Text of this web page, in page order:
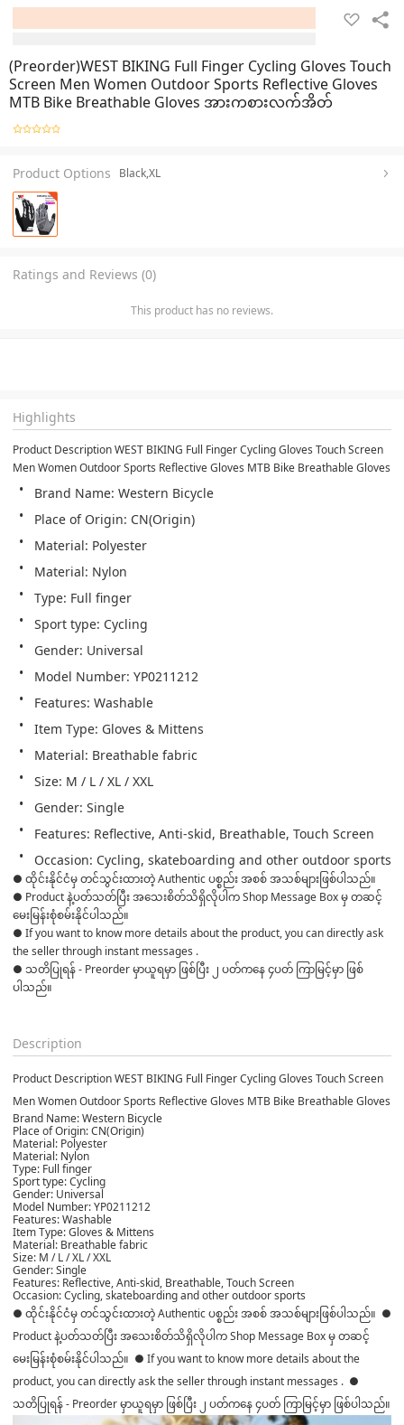
(Preorder)WEST BIKING Full Finger Cycling Gloves Touch
Screen Men Women Outdoor Sports Reflective Gloves
MTB Bike Breathable Gloves အားကစားလက်အိတ်
Product Options Black,XL
Ratings and Reviews (0)
This product has no reviews.
Highlights
Product Description WEST BIKING Full Finger Cycling Gloves Touch Screen
Men Women Outdoor Sports Reflective Gloves MTB Bike Breathable Gloves
Brand Name: Western Bicycle
Place of Origin: CN(Origin)
Material: Polyester
Material: Nylon
Type: Full finger
Sport type: Cycling
Gender: Universal
Model Number: YP0211212
Features: Washable
Item Type: Gloves & Mittens
Material: Breathable fabric
Size: M / L / XL / XXL
Gender: Single
Features: Reflective, Anti-skid, Breathable, Touch Screen
Occasion: Cycling, skateboarding and other outdoor sports
● ထိုင်းနိုင်ငံမှ တင်သွင်းထားတဲ့ Authentic ပစ္စည်း အစစ် အသစ်များဖြစ်ပါသည်။
● Product နဲ့ပတ်သတ်ပြီး အသေးစိတ်သိရှိလိုပါက Shop Message Box မှ တဆင့်
မေးမြန်းစုံစမ်းနိုင်ပါသည်။
● If you want to know more details about the product, you can directly ask
the seller through instant messages .
● သတိပြုရန် - Preorder မှာယူရမှာ ဖြစ်ပြီး ၂ ပတ်ကနေ ၄ပတ် ကြာမြင့်မှာ ဖြစ်
ပါသည်။
Description
Product Description WEST BIKING Full Finger Cycling Gloves Touch Screen
Men Women Outdoor Sports Reflective Gloves MTB Bike Breathable Gloves
Brand Name: Western Bicycle
Place of Origin: CN(Origin)
Material: Polyester
Material: Nylon
Type: Full finger
Sport type: Cycling
Gender: Universal
Model Number: YP0211212
Features: Washable
Item Type: Gloves & Mittens
Material: Breathable fabric
Size: M / L / XL / XXL
Gender: Single
Features: Reflective, Anti-skid, Breathable, Touch Screen
Occasion: Cycling, skateboarding and other outdoor sports
● ထိုင်းနိုင်ငံမှ တင်သွင်းထားတဲ့ Authentic ပစ္စည်း အစစ် အသစ်များဖြစ်ပါသည်။ ●
Product နဲ့ပတ်သတ်ပြီး အသေးစိတ်သိရှိလိုပါက Shop Message Box မှ တဆင့်
မေးမြန်းစုံစမ်းနိုင်ပါသည်။ ● If you want to know more details about the
product, you can directly ask the seller through instant messages . ●
သတိပြုရန် - Preorder မှာယူရမှာ ဖြစ်ပြီး ၂ ပတ်ကနေ ၄ပတ် ကြာမြင့်မှာ ဖြစ်ပါသည်။